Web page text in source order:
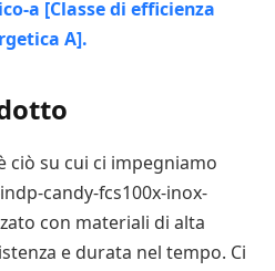
ciò su cui ci impegniamo
candy-fcs100x-inox-
con materiali di alta
e durata nel tempo. Ci